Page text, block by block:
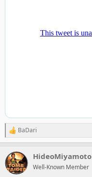
R
e
c
t
i
BaDari
HideoMiyamoto
Well-Known Member